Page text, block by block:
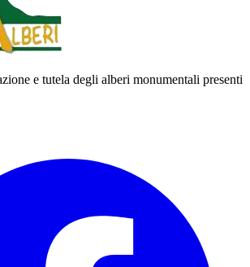
e tutela degli alberi monumentali presenti